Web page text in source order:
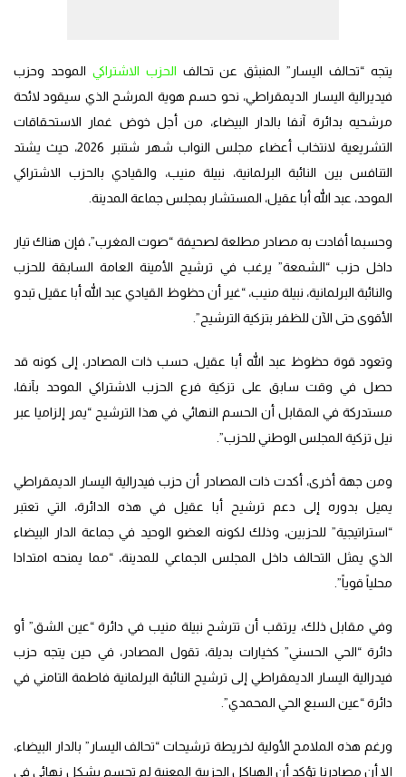
يتجه “تحالف اليسار” المنبثق عن تحالف الحزب الاشتراكي الموحد وحزب
فيديرالية اليسار الديمقراطي، نحو حسم هوية المرشح الذي سيقود لائحة
مرشحيه بدائرة آنفا بالدار البيضاء، من أجل خوض غمار الاستحقاقات
التشريعية لانتخاب أعضاء مجلس النواب شهر شتنبر 2026، حيث يشتد
التنافس بين النائبة البرلمانية، نبيلة منيب، والقيادي بالحزب الاشتراكي
الموحد، عبد الله أبا عقيل، المستشار بمجلس جماعة المدينة.
وحسبما أفادت به مصادر مطلعة لصحيفة “صوت المغرب”، فإن هناك تيار
داخل حزب “الشمعة” يرغب في ترشيح الأمينة العامة السابقة للحزب
والنائبة البرلمانية، نبيلة منيب، “غير أن حظوظ القيادي عبد الله أبا عقيل تبدو
الأقوى حتى الآن للظفر بتزكية الترشيح”.
وتعود قوة حظوظ عبد الله أبا عقيل، حسب ذات المصادر، إلى كونه قد
حصل في وقت سابق على تزكية فرع الحزب الاشتراكي الموحد بآنفا،
مستدركة في المقابل أن الحسم النهائي في هذا الترشيح “يمر إلزاميا عبر
نيل تزكية المجلس الوطني للحزب”.
ومن جهة أخرى، أكدت ذات المصادر أن حزب فيدرالية اليسار الديمقراطي
يميل بدوره إلى دعم ترشيح أبا عقيل في هذه الدائرة، التي تعتبر
“استراتيجية” للحزبين، وذلك لكونه العضو الوحيد في جماعة الدار البيضاء
الذي يمثل التحالف داخل المجلس الجماعي للمدينة، “مما يمنحه امتدادا
محلياً قوياً”.
وفي مقابل ذلك، يرتقب أن تترشح نبيلة منيب في دائرة “عين الشق” أو
دائرة “الحي الحسني” كخيارات بديلة، تقول المصادر، في حين يتجه حزب
فيدرالية اليسار الديمقراطي إلى ترشيح النائبة البرلمانية فاطمة التامني في
دائرة “عين السبع الحي المحمدي”.
ورغم هذه الملامح الأولية لخريطة ترشيحات “تحالف اليسار” بالدار البيضاء،
إلا أن مصادرنا تؤكد أن الهياكل الحزبية المعنية لم تحسم بشكل نهائي في